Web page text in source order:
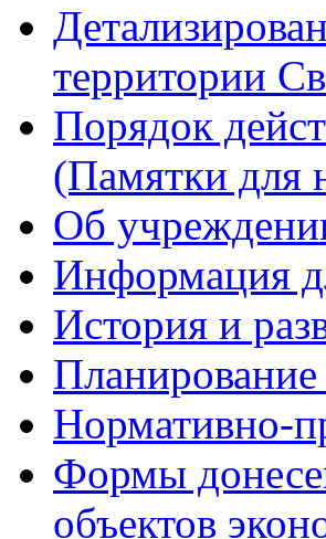
территории
Порядок
(Памятки для
Об
Информация
История и
Нормативно-
Формы
объектов